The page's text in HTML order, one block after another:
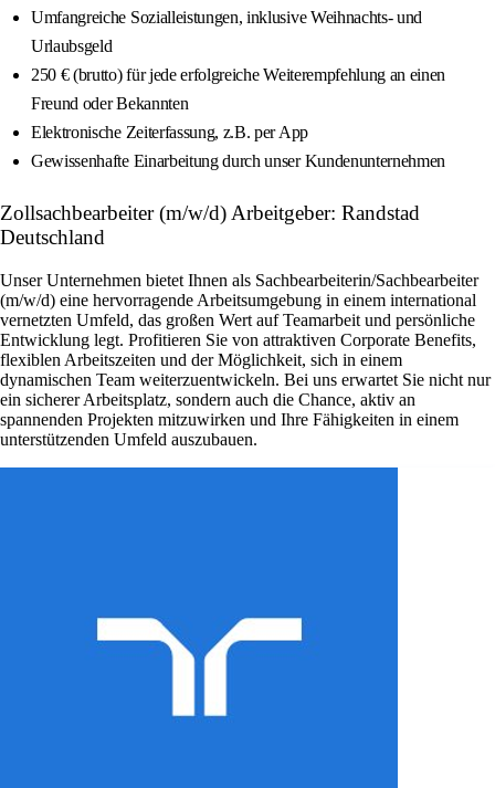
Umfangreiche Sozialleistungen, inklusive Weihnachts- und
Urlaubsgeld
250 € (brutto) für jede erfolgreiche Weiterempfehlung an einen
Freund oder Bekannten
Elektronische Zeiterfassung, z.B. per App
Gewissenhafte Einarbeitung durch unser Kundenunternehmen
Zollsachbearbeiter (m/w/d) Arbeitgeber: Randstad
Deutschland
Unser Unternehmen bietet Ihnen als Sachbearbeiterin/Sachbearbeiter
(m/w/d) eine hervorragende Arbeitsumgebung in einem international
vernetzten Umfeld, das großen Wert auf Teamarbeit und persönliche
Entwicklung legt. Profitieren Sie von attraktiven Corporate Benefits,
flexiblen Arbeitszeiten und der Möglichkeit, sich in einem
dynamischen Team weiterzuentwickeln. Bei uns erwartet Sie nicht nur
ein sicherer Arbeitsplatz, sondern auch die Chance, aktiv an
spannenden Projekten mitzuwirken und Ihre Fähigkeiten in einem
unterstützenden Umfeld auszubauen.